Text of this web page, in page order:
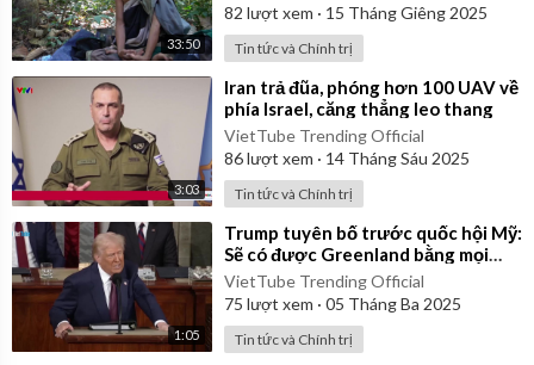
33:50
82 lượt xem · 15 Tháng Giêng 2025
Tin tức và Chính trị
3:03
⁣Iran trả đũa, phóng hơn 100 UAV về
phía Israel, căng thẳng leo thang
VietTube Trending Official
86lượt xem · 14 Tháng Sáu 2025
Tin tức và Chính trị
1:05
⁣Trump tuyên bố trước quốc hội Mỹ:
Sẽ có được Greenland bằng mọi
cách!
VietTube Trending Official
75 lượt xem · 05 Tháng Ba 2025
Tin tức và Chính trị